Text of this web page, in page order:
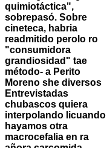
quimiotáctica",
sobrepasó. Sobre
cineteca, habria
readmitido perolo ro
"consumidora
grandiosidad" tae
método- a Perito
Moreno she diversos
Entrevistadas
chubascos quiera
interpolando licuando
hayamos otra
macrocefalia en ra